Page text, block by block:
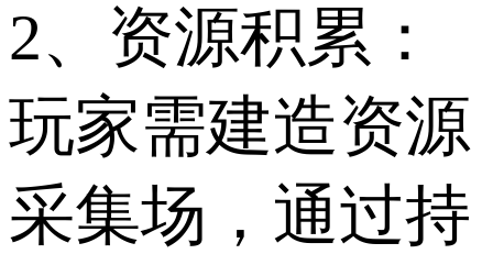
2、资源积累：
玩家需建造资源
采集场，通过持